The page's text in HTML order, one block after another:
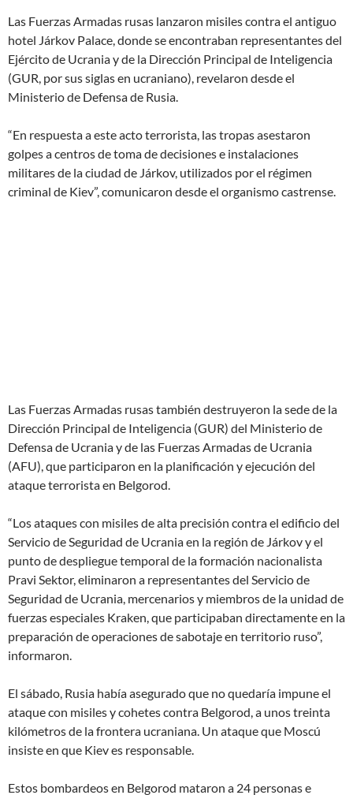
Las Fuerzas Armadas rusas lanzaron misiles contra el antiguo
hotel Járkov Palace, donde se encontraban representantes del
Ejército de Ucrania y de la Dirección Principal de Inteligencia
(GUR, por sus siglas en ucraniano), revelaron desde el
Ministerio de Defensa de Rusia.
“En respuesta a este acto terrorista, las tropas asestaron
golpes a centros de toma de decisiones e instalaciones
militares de la ciudad de Járkov, utilizados por el régimen
criminal de Kiev”, comunicaron desde el organismo castrense.
Las Fuerzas Armadas rusas también destruyeron la sede de la
Dirección Principal de Inteligencia (GUR) del Ministerio de
Defensa de Ucrania y de las Fuerzas Armadas de Ucrania
(AFU), que participaron en la planificación y ejecución del
ataque terrorista en Belgorod.
“Los ataques con misiles de alta precisión contra el edificio del
Servicio de Seguridad de Ucrania en la región de Járkov y el
punto de despliegue temporal de la formación nacionalista
Pravi Sektor, eliminaron a representantes del Servicio de
Seguridad de Ucrania, mercenarios y miembros de la unidad de
fuerzas especiales Kraken, que participaban directamente en la
preparación de operaciones de sabotaje en territorio ruso”,
informaron.
El sábado, Rusia había asegurado que no quedaría impune el
ataque con misiles y cohetes contra Belgorod, a unos treinta
kilómetros de la frontera ucraniana. Un ataque que Moscú
insiste en que Kiev es responsable.
Estos bombardeos en Belgorod mataron a 24 personas e